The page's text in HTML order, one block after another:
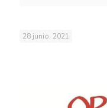
28 junio, 2021